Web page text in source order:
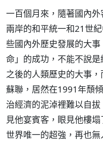
一百個月來，隨著國內
兩岸的和平統一和21世
些國內外歷史發展的大
命」的成功，不能不說
之後的人類歷史的大事
蘇聯，居然在1991年頹
治經濟的泥淖裡難以自
見他宴賓客，眼見他樓
世界唯一的超強，再也無